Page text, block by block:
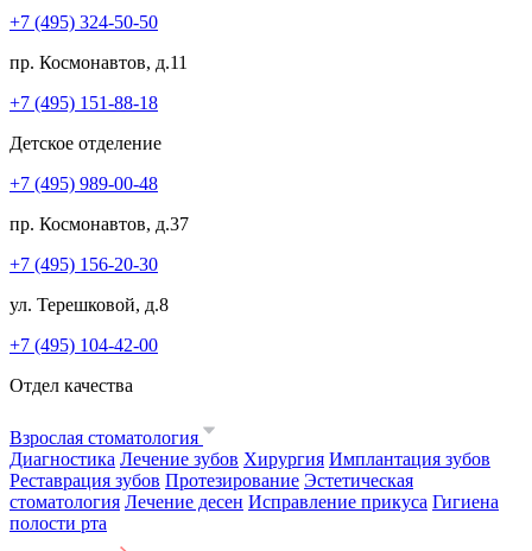
+7 (495) 324-50-50
пр. Космонавтов, д.11
+7 (495) 151-88-18
Детское отделение
+7 (495) 989-00-48
пр. Космонавтов, д.37
+7 (495) 156-20-30
ул. Терешковой, д.8
+7 (495) 104-42-00
Отдел качества
Взрослая стоматология
Диагностика Лечение зубов Хирургия Имплантация зубов
Реставрация зубов Протезирование Эстетическая
стоматология Лечение десен Исправление прикуса Гигиена
полости рта